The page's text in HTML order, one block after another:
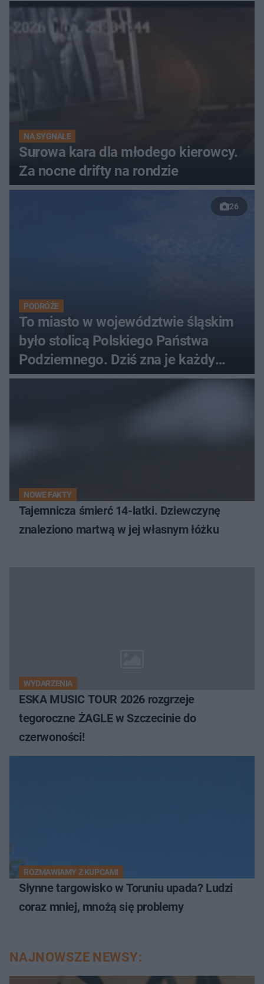
NA SYGNALE
Surowa kara dla młodego kierowcy.
Za nocne drifty na rondzie
26
PODRÓŻE
To miasto w województwie śląskim
było stolicą Polskiego Państwa
Podziemnego. Dziś zna je każdy
pielgrzym
NOWE FAKTY
Tajemnicza śmierć 14-latki. Dziewczynę
znaleziono martwą w jej własnym łóżku
WYDARZENIA
ESKA MUSIC TOUR 2026 rozgrzeje
tegoroczne ŻAGLE w Szczecinie do
czerwoności!
ROZMAWIAMY Z KUPCAMI
Słynne targowisko w Toruniu upada? Ludzi
coraz mniej, mnożą się problemy
NAJNOWSZE NEWSY: